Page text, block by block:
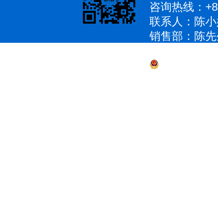
咨询热线：
联系人：陈
销售部：陈